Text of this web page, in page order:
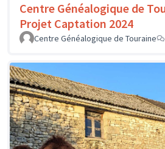
Centre Généalogique de
Projet Captation 2024
Centre Généalogique de Touraine